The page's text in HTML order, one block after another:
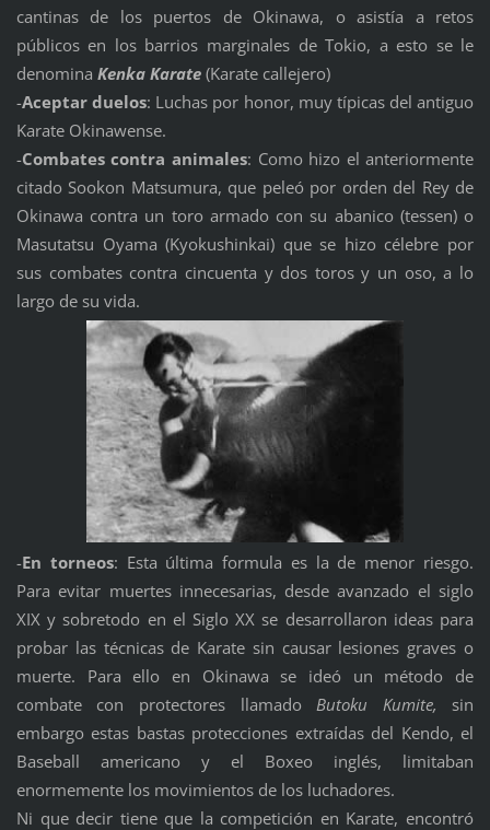
cantinas de los puertos de Okinawa, o asistía a retos
públicos en los barrios marginales de Tokio, a esto se le
denomina Kenka Karate (Karate callejero)
-Aceptar duelos: Luchas por honor, muy típicas del antiguo
Karate Okinawense.
-Combates contra animales: Como hizo el anteriormente
citado Sookon Matsumura, que peleó por orden del Rey de
Okinawa contra un toro armado con su abanico (tessen) o
Masutatsu Oyama (Kyokushinkai) que se hizo célebre por
sus combates contra cincuenta y dos toros y un oso, a lo
largo de su vida.
-En torneos: Esta última formula es la de menor riesgo.
Para evitar muertes innecesarias, desde avanzado el siglo
XIX y sobretodo en el Siglo XX se desarrollaron ideas para
probar las técnicas de Karate sin causar lesiones graves o
muerte. Para ello en Okinawa se ideó un método de
combate con protectores llamado Butoku Kumite, sin
embargo estas bastas protecciones extraídas del Kendo, el
Baseball americano y el Boxeo inglés, limitaban
enormemente los movimientos de los luchadores.
Ni que decir tiene que la competición en Karate, encontró